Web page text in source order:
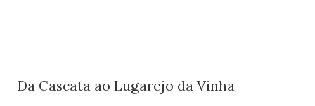
Da Cascata ao Lugarejo da Vinha